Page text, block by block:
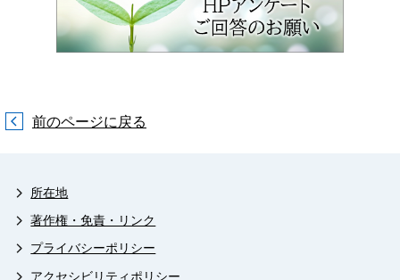
前のページに戻る
所在地
著作権・免責・リンク
プライバシーポリシー
アクセシビリティポリシー